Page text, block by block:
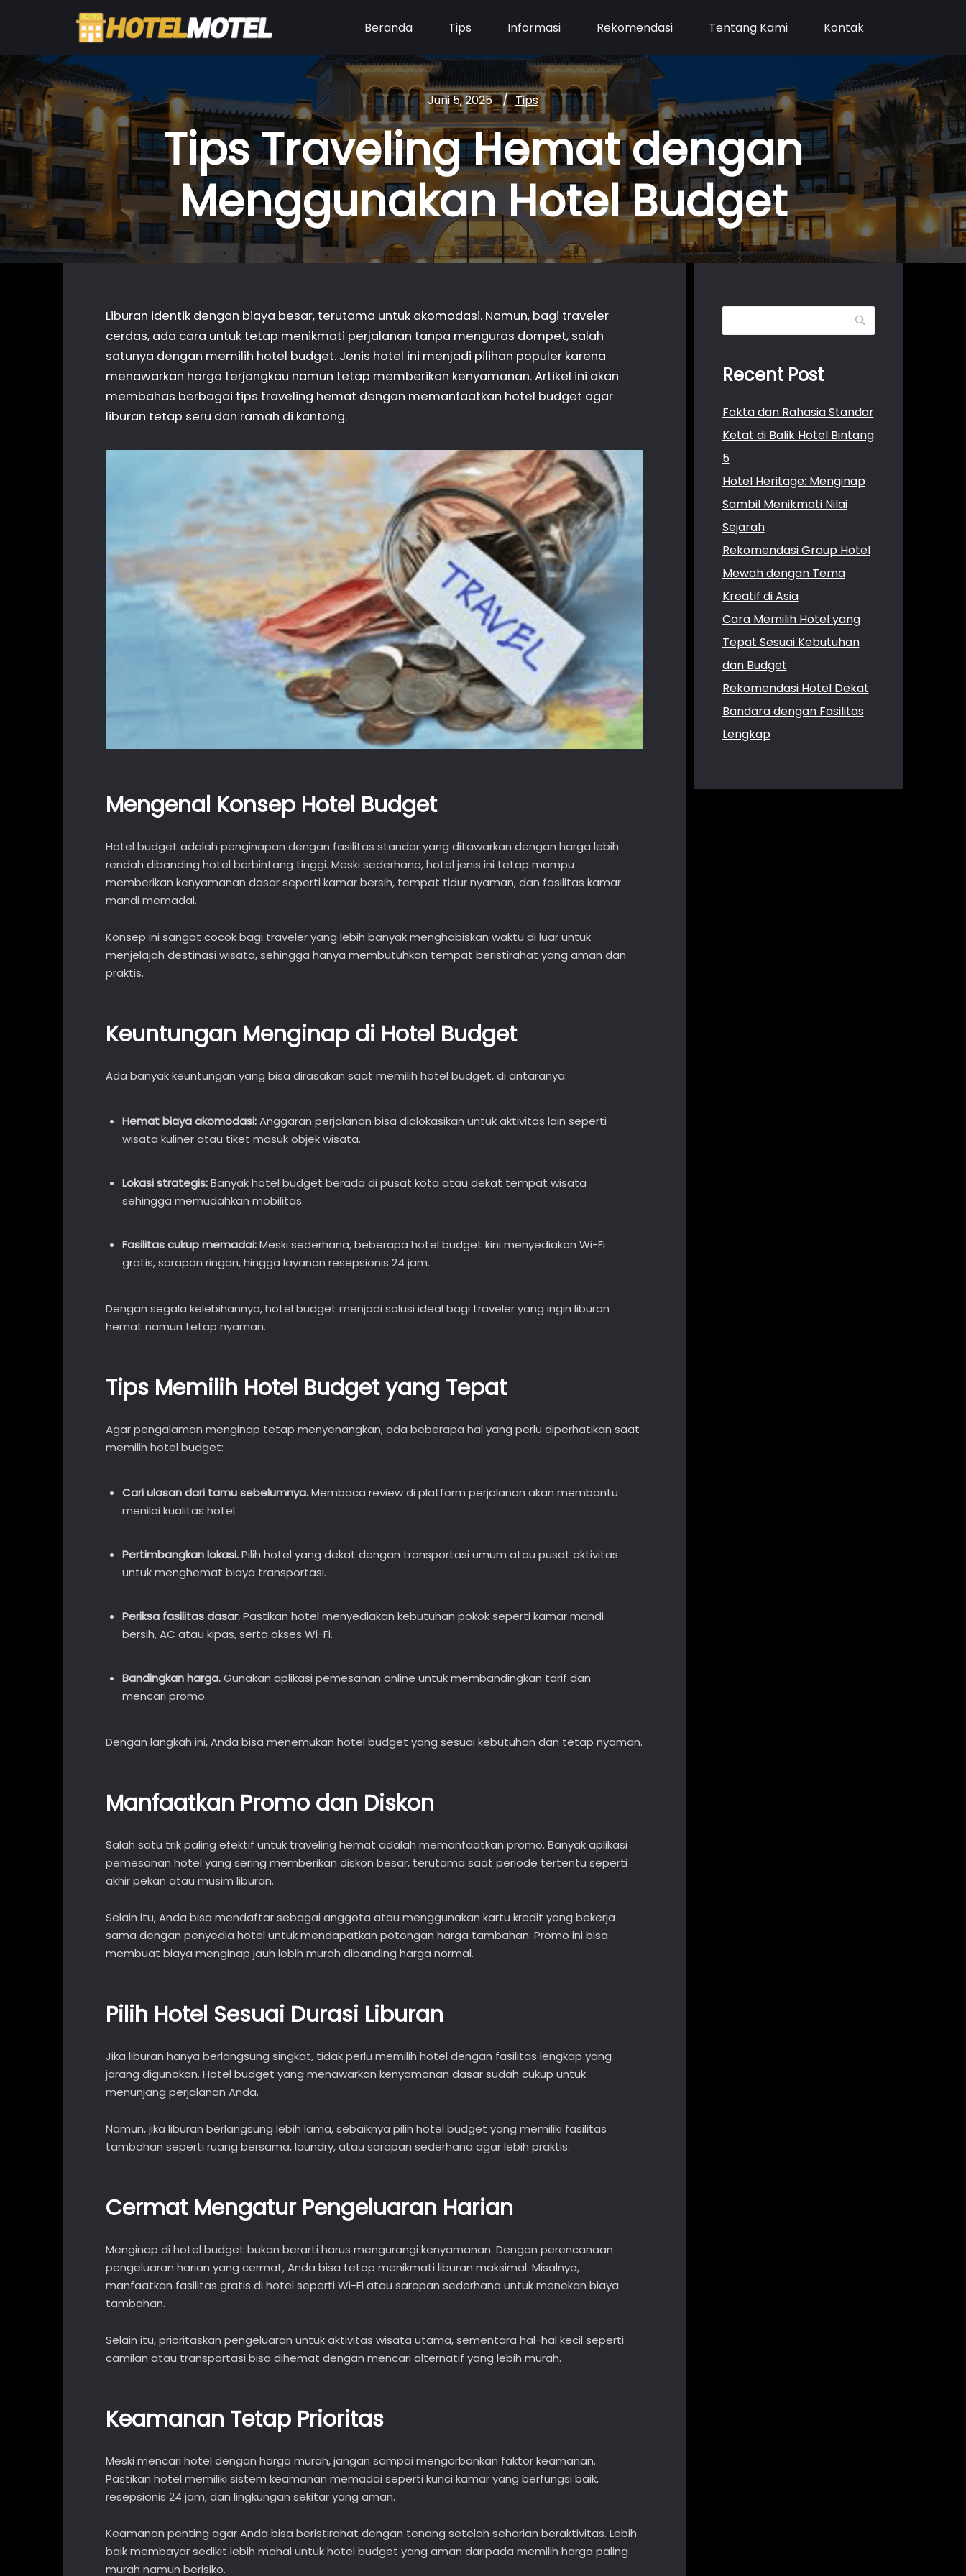
Beranda Tips Informasi Rekomendasi Tentang Kami Kontak
Juni 5, 2025 Tips
Tips Traveling Hemat dengan
Menggunakan Hotel Budget
Liburan identik dengan biaya besar, terutama untuk akomodasi. Namun, bagi traveler
cerdas, ada cara untuk tetap menikmati perjalanan tanpa menguras dompet, salah
satunya dengan memilih hotel budget. Jenis hotel ini menjadi pilihan populer karena
menawarkan harga terjangkau namun tetap memberikan kenyamanan. Artikel ini akan
membahas berbagai tips traveling hemat dengan memanfaatkan hotel budget agar
liburan tetap seru dan ramah di kantong.
Mengenal Konsep Hotel Budget
Hotel budget adalah penginapan dengan fasilitas standar yang ditawarkan dengan harga lebih
rendah dibanding hotel berbintang tinggi. Meski sederhana, hotel jenis ini tetap mampu
memberikan kenyamanan dasar seperti kamar bersih, tempat tidur nyaman, dan fasilitas kamar
mandi memadai.
Konsep ini sangat cocok bagi traveler yang lebih banyak menghabiskan waktu di luar untuk
menjelajah destinasi wisata, sehingga hanya membutuhkan tempat beristirahat yang aman dan
praktis.
Keuntungan Menginap di Hotel Budget
Ada banyak keuntungan yang bisa dirasakan saat memilih hotel budget, di antaranya:
Hemat biaya akomodasi:Anggaran perjalanan bisa dialokasikan untuk aktivitas lain seperti
wisata kuliner atau tiket masuk objek wisata.
Lokasi strategis:Banyak hotel budget berada di pusat kota atau dekat tempat wisata
sehingga memudahkan mobilitas.
Fasilitas cukup memadai:Meski sederhana, beberapa hotel budget kini menyediakan Wi-Fi
gratis, sarapan ringan, hingga layanan resepsionis 24 jam.
Dengan segala kelebihannya, hotel budget menjadi solusi ideal bagi traveler yang ingin liburan
hemat namun tetap nyaman.
Tips Memilih Hotel Budget yang Tepat
Agar pengalaman menginap tetap menyenangkan, ada beberapa hal yang perlu diperhatikan saat
memilih hotel budget:
Cari ulasan dari tamu sebelumnya.Membaca review di platform perjalanan akan membantu
menilai kualitas hotel.
Pertimbangkan lokasi.Pilih hotel yang dekat dengan transportasi umum atau pusat aktivitas
untuk menghemat biaya transportasi.
Periksa fasilitas dasar.Pastikan hotel menyediakan kebutuhan pokok seperti kamar mandi
bersih, AC atau kipas, serta akses Wi-Fi.
Bandingkan harga.Gunakan aplikasi pemesanan online untuk membandingkan tarif dan
mencari promo.
Dengan langkah ini, Anda bisa menemukan hotel budget yang sesuai kebutuhan dan tetap nyaman.
Manfaatkan Promo dan Diskon
Salah satu trik paling efektif untuk traveling hemat adalah memanfaatkan promo. Banyak aplikasi
pemesanan hotel yang sering memberikan diskon besar, terutama saat periode tertentu seperti
akhir pekan atau musim liburan.
Selain itu, Anda bisa mendaftar sebagai anggota atau menggunakan kartu kredit yang bekerja
sama dengan penyedia hotel untuk mendapatkan potongan harga tambahan. Promo ini bisa
membuat biaya menginap jauh lebih murah dibanding harga normal.
Pilih Hotel Sesuai Durasi Liburan
Jika liburan hanya berlangsung singkat, tidak perlu memilih hotel dengan fasilitas lengkap yang
jarang digunakan. Hotel budget yang menawarkan kenyamanan dasar sudah cukup untuk
menunjang perjalanan Anda.
Namun, jika liburan berlangsung lebih lama, sebaiknya pilih hotel budget yang memiliki fasilitas
tambahan seperti ruang bersama, laundry, atau sarapan sederhana agar lebih praktis.
Cermat Mengatur Pengeluaran Harian
Menginap di hotel budget bukan berarti harus mengurangi kenyamanan. Dengan perencanaan
pengeluaran harian yang cermat, Anda bisa tetap menikmati liburan maksimal. Misalnya,
manfaatkan fasilitas gratis di hotel seperti Wi-Fi atau sarapan sederhana untuk menekan biaya
tambahan.
Selain itu, prioritaskan pengeluaran untuk aktivitas wisata utama, sementara hal-hal kecil seperti
camilan atau transportasi bisa dihemat dengan mencari alternatif yang lebih murah.
Keamanan Tetap Prioritas
Meski mencari hotel dengan harga murah, jangan sampai mengorbankan faktor keamanan.
Pastikan hotel memiliki sistem keamanan memadai seperti kunci kamar yang berfungsi baik,
resepsionis 24 jam, dan lingkungan sekitar yang aman.
Keamanan penting agar Anda bisa beristirahat dengan tenang setelah seharian beraktivitas. Lebih
baik membayar sedikit lebih mahal untuk hotel budget yang aman daripada memilih harga paling
murah namun berisiko.
Recent Post
Fakta dan Rahasia Standar
Ketat di Balik Hotel Bintang
5
Hotel Heritage: Menginap
Sambil Menikmati Nilai
Sejarah
Rekomendasi Group Hotel
Mewah dengan Tema
Kreatif di Asia
Cara Memilih Hotel yang
Tepat Sesuai Kebutuhan
dan Budget
Rekomendasi Hotel Dekat
Bandara dengan Fasilitas
Lengkap